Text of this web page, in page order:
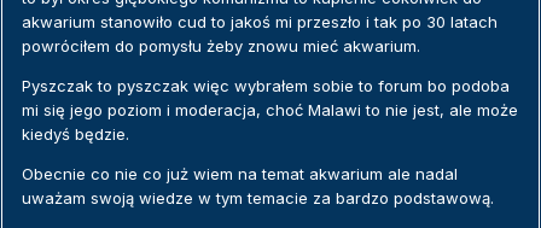
akwarium stanowiło cud to jakoś mi przeszło i tak po 30 latach
powróciłem do pomysłu żeby znowu mieć akwarium.
Pyszczak to pyszczak więc wybrałem sobie to forum bo podoba
mi się jego poziom i moderacja, choć Malawi to nie jest, ale może
kiedyś będzie.
Obecnie co nie co już wiem na temat akwarium ale nadal
uważam swoją wiedze w tym temacie za bardzo podstawową.